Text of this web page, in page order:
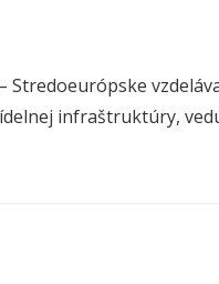
– Stredoeurópske
infraštruktúry,